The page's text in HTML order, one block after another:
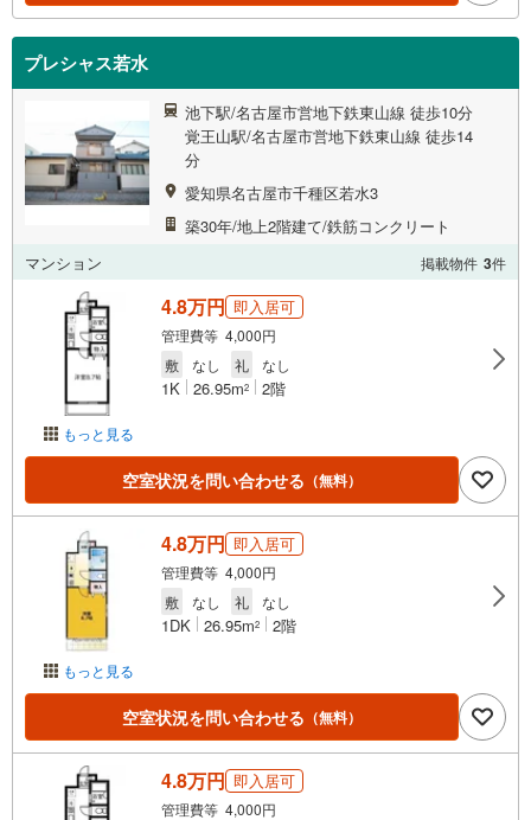
プレシャス若水
池下駅/名古屋市営地下鉄東山線 徒歩10分
覚王山駅/名古屋市営地下鉄東山線 徒歩14
分
愛知県名古屋市千種区若水3
築30年/地上2階建て/鉄筋コンクリート
マンション
掲載物件 3件
もっと見る
4.8万円 即入居可
管理費等 4,000円
敷
なし 礼 なし
1K 26.95m2 2階
空室状況を問い合わせる （無料）
もっと見る
4.8万円 即入居可
管理費等 4,000円
敷
なし 礼 なし
1DK 26.95m2 2階
空室状況を問い合わせる （無料）
4.8万円 即入居可
管理費等 4,000円